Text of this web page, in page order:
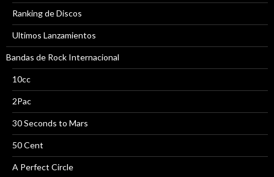
Ranking de Discos
Ultimos Lanzamientos
Bandas de Rock Internacional
10cc
2Pac
30 Seconds to Mars
50 Cent
A Perfect Circle